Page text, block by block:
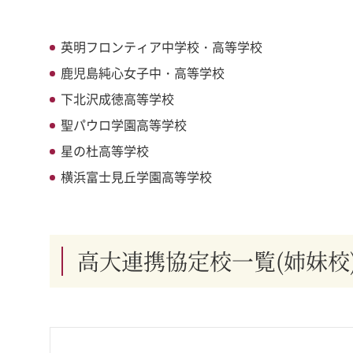
英明フロンティア中学校・高等学校
鹿児島純心女子中・高等学校
下北沢成徳高等学校
聖パウロ学園高等学校
星の杜高等学校
横浜富士見丘学園高等学校
高大連携協定校一覧(姉妹